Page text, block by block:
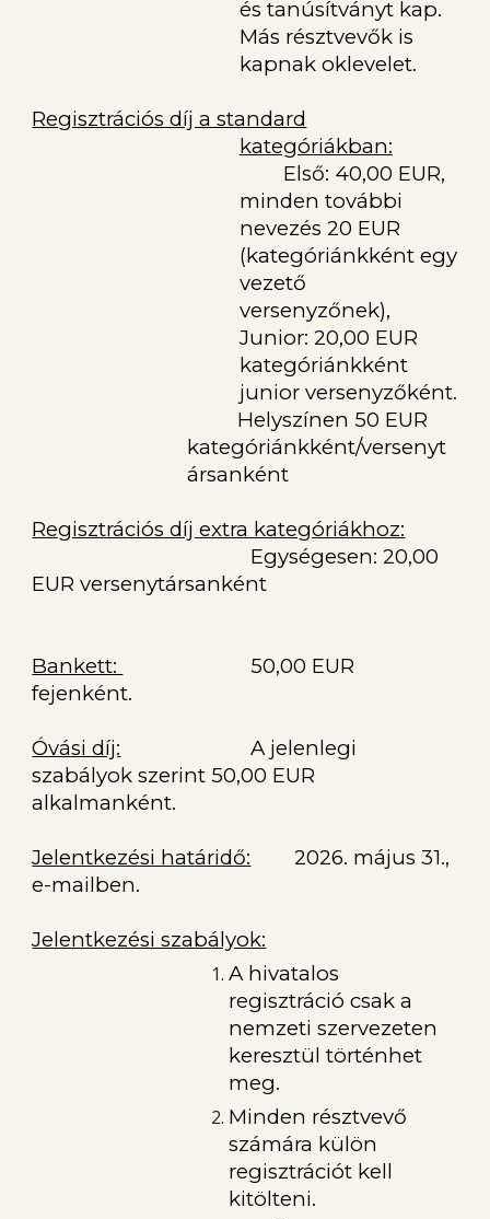
és tanúsítványt kap.
Más résztvevők is
kapnak oklevelet.
Regisztrációs díj a standard
kategóriákban:
Első: 40,00 EUR,
minden további
nevezés 20 EUR
(kategóriánkként egy
vezető
versenyzőnek),
Junior: 20,00 EUR
kategóriánkként
junior versenyzőként.
Helyszínen 50 EUR
kategóriánkként/versenyt
ársanként
Regisztrációs díj extra kategóriákhoz:
Egységesen: 20,00
EUR versenytársanként
Bankett:
50,00 EUR
fejenként.
Óvási díj:
A jelenlegi
szabályok szerint 50,00 EUR
alkalmanként.
Jelentkezési határidő:
2026. május 31.,
e-mailben.
Jelentkezési szabályok:
A hivatalos
regisztráció csak a
nemzeti szervezeten
keresztül történhet
meg.
Minden résztvevő
számára külön
regisztrációt kell
kitölteni.